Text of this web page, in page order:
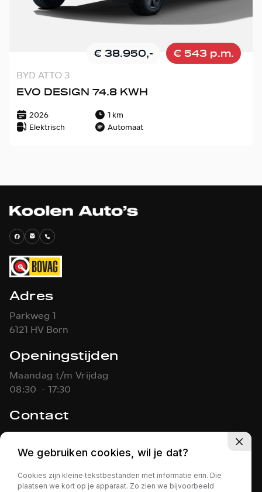
€ 38.950,- € 543 p.m.
BYD ATTO 3
EVO DESIGN 74.8 KWH
2026
1 km
Elektrisch
Automaat
Adres
Parkweg 1
6121 HV Born
Openingstijden
Maandag t/m Vrijdag
08:30 - 17:30
Contact
046-4861451
info@koolen-autos.nl
Privacy policy
We gebruiken cookies, wil je dat?
Cookies zijn kleine tekstbestanden met informatie erin. Die
plaatsen we kort op je apparaat. Zo zien we bijvoorbeeld